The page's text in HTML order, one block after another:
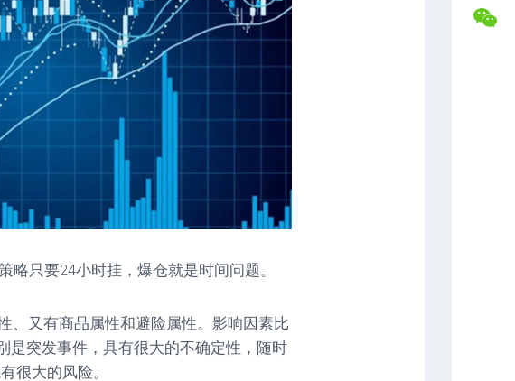
盘
交
易
录
复
析
合
作
专
属
利
见
问
答
联
系
主
略只要24小时挂，爆仓就是时间问题。
、又有商品属性和避险属性。影响因素比
是突发事件，具有很大的不确定性，随时
很大的风险。